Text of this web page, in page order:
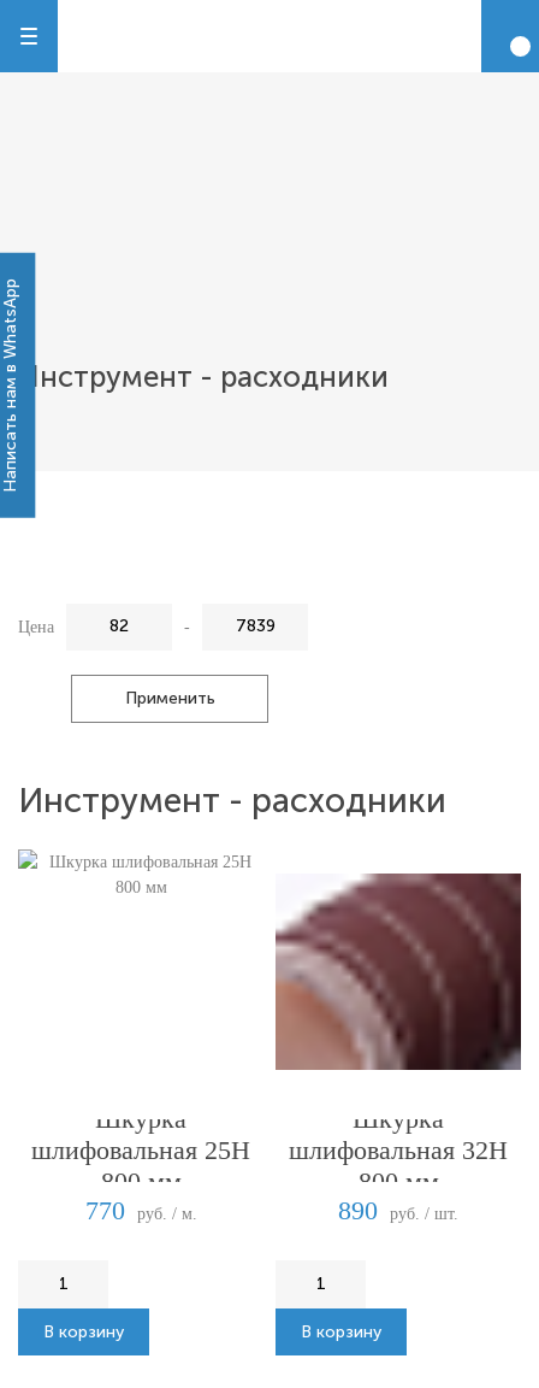
Инструмент - расходники
Цена -
Применить
Инструмент - расходники
Шкурка
шлифовальная 25Н
800 мм
770
руб. / м.
В корзину
Шкурка
шлифовальная 32Н
800 мм
890
руб. / шт.
В корзину
Написать нам в WhatsApp